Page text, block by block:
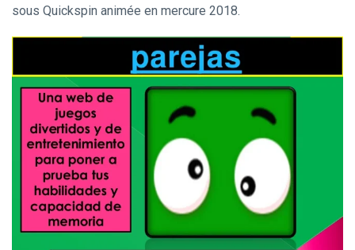
sous Quickspin animée en mercure 2018.